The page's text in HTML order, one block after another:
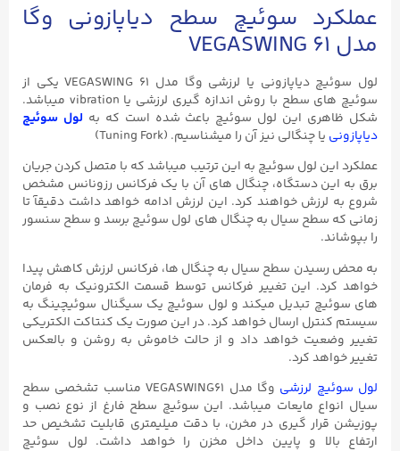
عملکرد سوئیچ سطح دیاپازونی وگا
مدل VEGASWING ۶۱
لول سوئیچ دیاپازونی یا لرزشی وگا مدل VEGASWING ۶۱ یکی از
سوئیچ های سطح با روش اندازه گیری لرزشی یا vibration میباشد.
شکل ظاهری این لول سوئیچ باعث شده است که به لول سوئیچ
دیاپازونی یا چنگالی نیز آن را میشناسیم. (Tuning Fork)
عملکرد این لول سوئیچ به این ترتیب میباشد که با متصل کردن جریان
برق به این دستگاه، چنگال های آن با یک فرکانس رزونانس مشخص
شروع به لرزش خواهند کرد. این لرزش ادامه خواهد داشت دقیقآ تا
زمانی که سطح سیال به چنگال های لول سوئیچ برسد و سطح سنسور
را بپوشاند.
به محض رسیدن سطح سیال به چنگال ها، فرکانس لرزش کاهش پیدا
خواهد کرد. این تغییر فرکانس توسط قسمت الکترونیک به فرمان
های سوئیچ تبدیل میکند و لول سوئیچ یک سیگنال سوئیچینگ به
سیستم کنترل ارسال خواهد کرد. در این صورت یک کنتاکت الکتریکی
تغییر وضعیت خواهد داد و از حالت خاموش به روشن و بالعکس
تغییر خواهد کرد.
لول سوئیچ لرزشی
وگا مدل VEGASWING61 مناسب تشخصی سطح
سیال انواع مایعات میباشد. این سوئیچ سطح فارغ از نوع نصب و
پوزیشن قرار گیری در مخرن، با دقت میلیمتری قابلیت تشخیص حد
ارتفاع بالا و پایین داخل مخزن را خواهد داشت. لول سوئیچ